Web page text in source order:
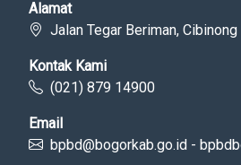
Alamat
Jalan Tegar Beriman, Cibinong
Kontak Kami
(021) 879 14900
Email
bpbd@bogorkab.go.id -